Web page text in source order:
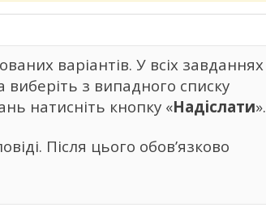
варіантів. У всіх завданнях
з випадного списку
натисніть кнопку «Надіслати».
Після цього обов’язково